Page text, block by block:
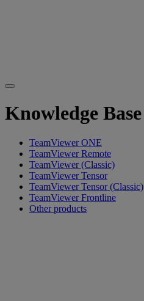
Knowledge Base
TeamViewer ONE
TeamViewer Remote
TeamViewer (Classic)
TeamViewer Tensor
TeamViewer Tensor (Classic)
TeamViewer Frontline
Other products